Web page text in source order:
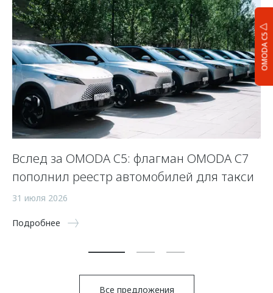
OMODA C5
Вслед за OMODA C5: флагман OMODA C7
пополнил реестр автомобилей для такси
31 июля 2026
Подробнее
Все предложения